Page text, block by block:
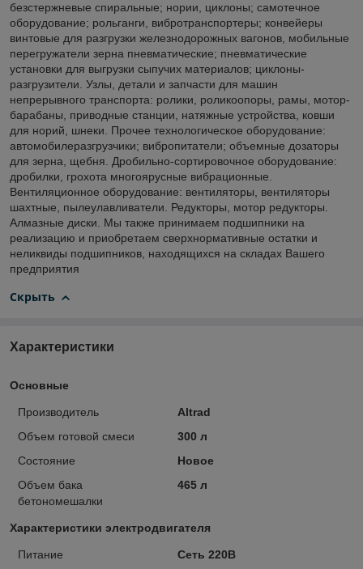
безстержневые спиральные; нории, циклоны; самотечное
оборудование; рольганги, вибротранспортеры; конвейеры
винтовые для разгрузки железнодорожных вагонов, мобильные
перегружатели зерна пневматические; пневматические
установки для выгрузки сыпучих материалов; циклоны-
разгрузители. Узлы, детали и запчасти для машин
непрерывного транспорта: ролики, роликоопоры, рамы, мотор-
барабаны, приводные станции, натяжные устройства, ковши
для норий, шнеки. Прочее технологическое оборудование:
автомобилеразгрузчики; вибропитатели; объемные дозаторы
для зерна, щебня. Дробильно-сортировочное оборудование:
дробилки, грохота многоярусные вибрационные.
Вентиляционное оборудование: вентиляторы, вентиляторы
шахтные, пылеулавливатели. Редукторы, мотор редукторы.
Алмазные диски. Мы также принимаем подшипники на
реализацию и приобретаем сверхнормативные остатки и
неликвиды подшипников, находящихся на складах Вашего
предприятия
Скрыть
Характеристики
Основные
Производитель
Altrad
Объем готовой смеси
300 л
Состояние
Новое
Объем бака
бетономешалки
465 л
Характеристики электродвигателя
Питание Сеть 220В